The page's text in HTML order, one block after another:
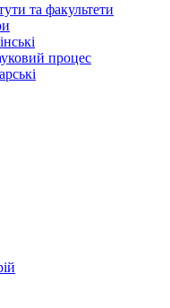
та факультети
процес